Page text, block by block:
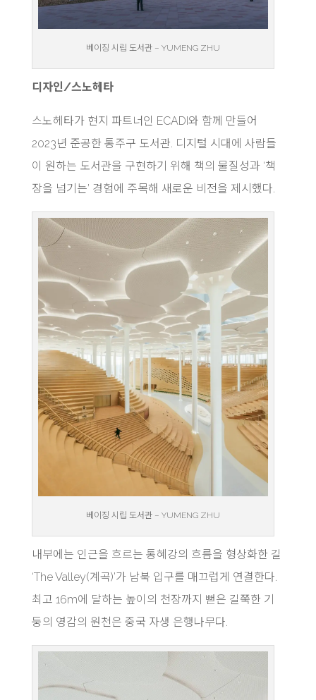
베이징 시립 도서관 – YUMENG ZHU
디자인/스노헤타
스노헤타가 현지 파트너인 ECADI와 함께 만들어
2023년 준공한 통주구 도서관. 디지털 시대에 사람들
이 원하는 도서관을 구현하기 위해 책의 물질성과 ‘책
장을 넘기는’ 경험에 주목해 새로운 비전을 제시했다.
베이징 시립 도서관 – YUMENG ZHU
내부에는 인근을 흐르는 통혜강의 흐름을 형상화한 길
‘The Valley(계곡)’가 남북 입구를 매끄럽게 연결한다.
최고 16m에 달하는 높이의 천장까지 뻗은 길쭉한 기
둥의 영감의 원천은 중국 자생 은행나무다.